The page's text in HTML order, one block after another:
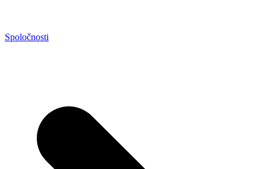
Spoločnosti